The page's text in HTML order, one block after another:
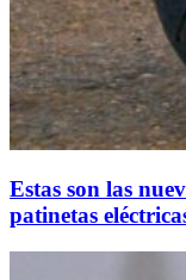
Estas son las
patinetas